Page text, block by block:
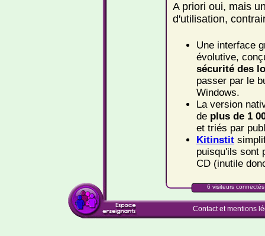
A priori oui, mais
d'utilisation,
Une interface
évolutive,
sécurité des
passer par le
Windows.
La version
de plus de 1
et triés par
Kitinstit
puisqu'ils sont
CD (inutile
6 visiteurs
Contact et mentions